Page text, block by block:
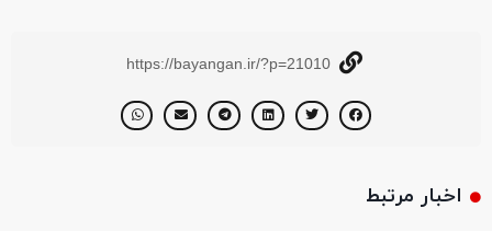
https://bayangan.ir/?p=21010
اخبار مرتبط